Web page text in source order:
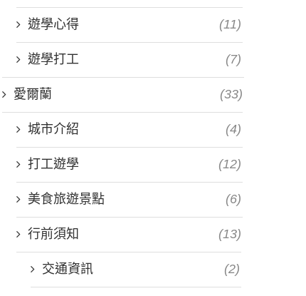
遊學心得 (11)
遊學打工 (7)
愛爾蘭 (33)
城市介紹 (4)
打工遊學 (12)
美食旅遊景點 (6)
行前須知 (13)
交通資訊 (2)